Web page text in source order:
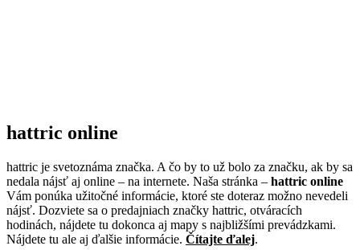
hattric online
hattric je svetoznáma značka. A čo by to už bolo za značku, ak by sa
nedala nájsť aj online – na internete. Naša stránka – hattric online
Vám ponúka užitočné informácie, ktoré ste doteraz možno nevedeli
nájsť. Dozviete sa o predajniach značky hattric, otváracích
hodinách, nájdete tu dokonca aj mapy s najbližšími prevádzkami.
Nájdete tu ale aj ďalšie informácie. Čítajte ďalej.